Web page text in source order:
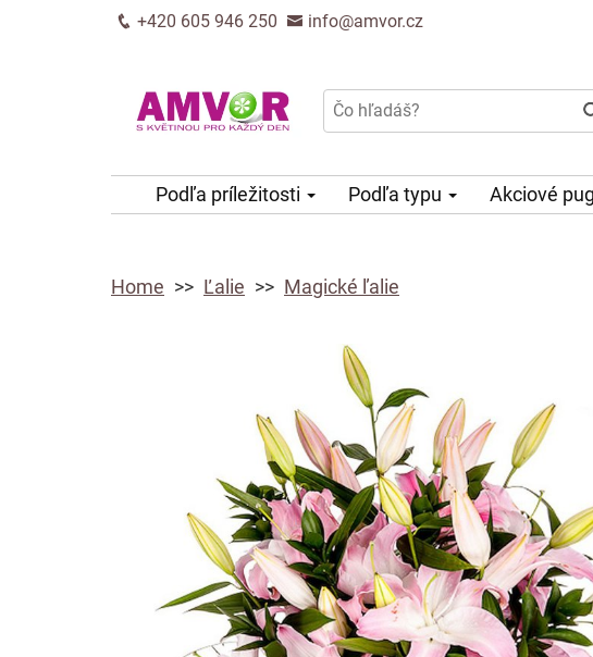
+420 605 946 250 info@amvor.cz
Podľa príležitosti Podľa typu Akciové
Home Ľalie Magické ľalie